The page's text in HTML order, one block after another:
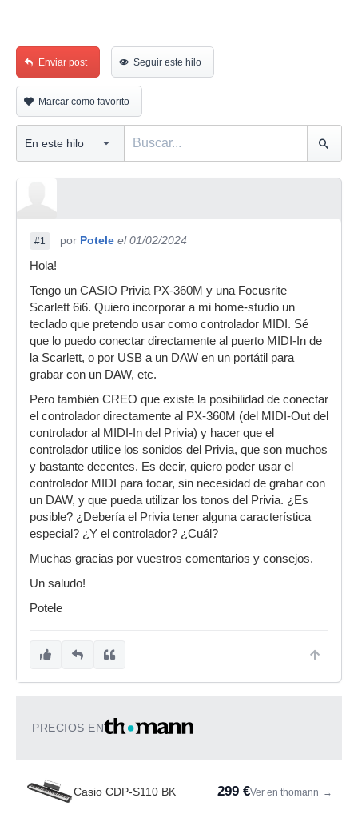
Enviar post Seguir este hilo
Marcar como favorito
#1 por Potele el 01/02/2024
Hola!
Tengo un CASIO Privia PX-360M y una Focusrite
Scarlett 6i6. Quiero incorporar a mi home-studio un
teclado que pretendo usar como controlador MIDI. Sé
que lo puedo conectar directamente al puerto MIDI-In de
la Scarlett, o por USB a un DAW en un portátil para
grabar con un DAW, etc.
Pero también CREO que existe la posibilidad de conectar
el controlador directamente al PX-360M (del MIDI-Out del
controlador al MIDI-In del Privia) y hacer que el
controlador utilice los sonidos del Privia, que son muchos
y bastante decentes. Es decir, quiero poder usar el
controlador MIDI para tocar, sin necesidad de grabar con
un DAW, y que pueda utilizar los tonos del Privia. ¿Es
posible? ¿Debería el Privia tener alguna característica
especial? ¿Y el controlador? ¿Cuál?
Muchas gracias por vuestros comentarios y consejos.
Un saludo!
Potele
PRECIOS EN
Casio CDP-S110 BK 299 €Ver en thomann →